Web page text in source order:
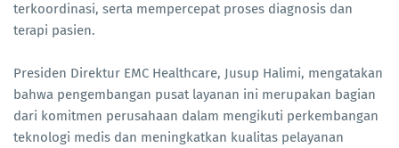
terkoordinasi, serta mempercepat proses diagnosis dan
terapi pasien.
Presiden Direktur EMC Healthcare, Jusup Halimi, mengatakan
bahwa pengembangan pusat layanan ini merupakan bagian
dari komitmen perusahaan dalam mengikuti perkembangan
teknologi medis dan meningkatkan kualitas pelayanan